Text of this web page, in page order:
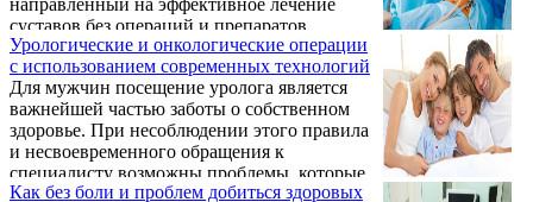
необходимость в такой дополнительной
мере, как прием лекарств. Медикаменты в
этом случае приобрести не проблема –
аптечные сети представлены достаточно ...
направленный на эффективное лечение
суставов без операций и препаратов.
Подробные рекомендации и принципы.
Урологические и онкологические операции
с использованием современных технологий
Для мужчин посещение уролога является
важнейшей частью заботы о собственном
здоровье. При несоблюдении этого правила
и несвоевременного обращения к
специалисту возможны проблемы, которые
приводят к единственному и
Как без боли и проблем добиться здоровых